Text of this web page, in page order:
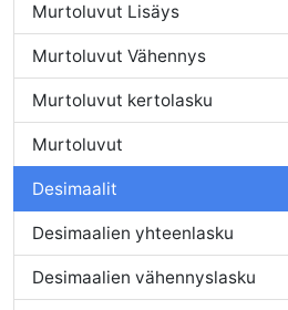
Murtoluvut Lisäys
Murtoluvut Vähennys
Murtoluvut kertolasku
Murtoluvut
Desimaalit
Desimaalien yhteenlasku
Desimaalien vähennyslasku